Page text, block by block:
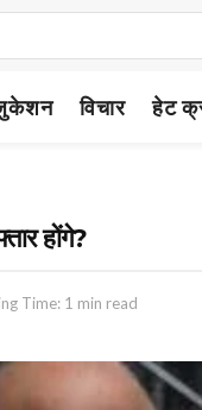
विचार हेट
होंगे?
Time: 1 min read